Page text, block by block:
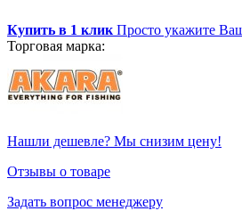
Купить в 1 клик Просто укажите
Торговая марка:
Нашли дешевле? Мы снизим цену!
Отзывы о товаре
Задать вопрос менеджеру